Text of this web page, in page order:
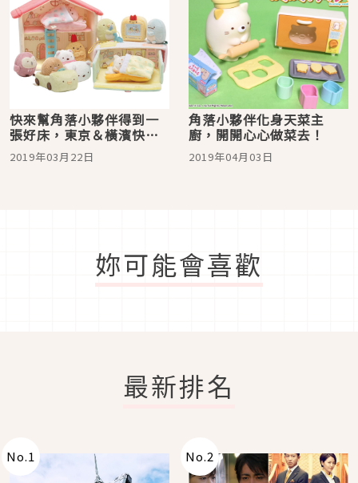
快來幫角落小夥伴得到一
張好床，東京＆橫濱快閃
店登場！
2019年03月22日
角落小夥伴化身天菜主
廚，開開心心做菜去！
2019年04月03日
妳可能會喜歡
最新排名
No.1 No.2